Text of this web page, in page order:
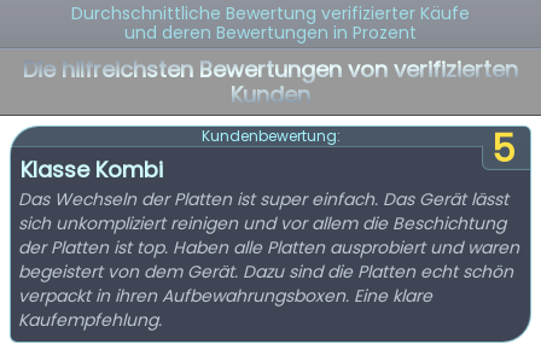
Durchschnittliche Bewertung verifizierter Käufe
und deren Bewertungen in Prozent
Die hilfreichsten Bewertungen von verifizierten
Kunden
5
Kundenbewertung:
Klasse Kombi
Das Wechseln der Platten ist super einfach. Das Gerät lässt
sich unkompliziert reinigen und vor allem die Beschichtung
der Platten ist top. Haben alle Platten ausprobiert und waren
begeistert von dem Gerät. Dazu sind die Platten echt schön
verpackt in ihren Aufbewahrungsboxen. Eine klare
Kaufempfehlung.